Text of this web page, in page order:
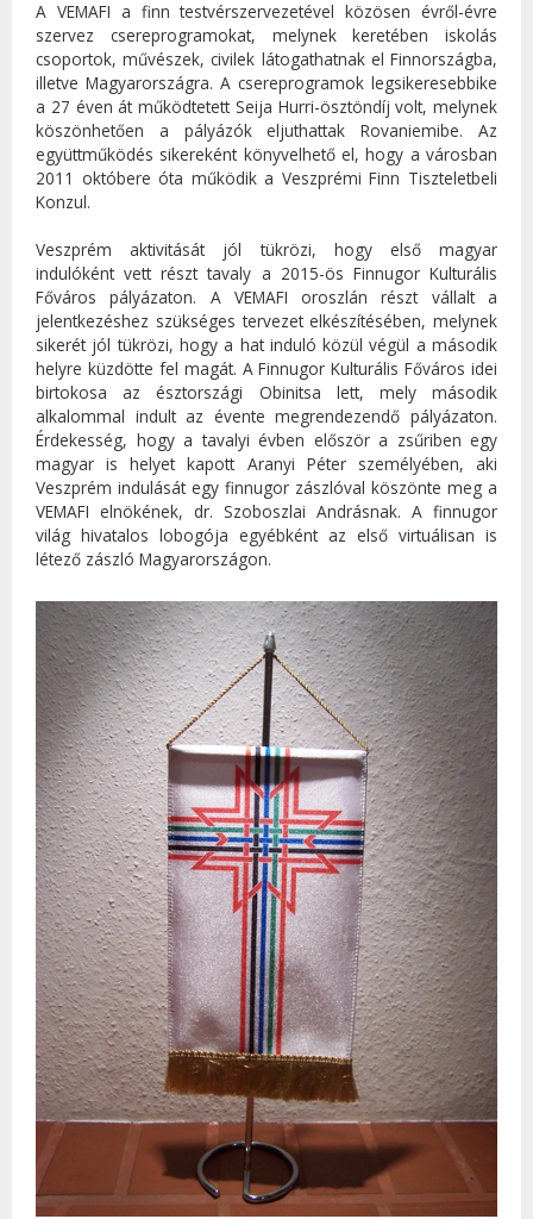
A VEMAFI a finn testvérszervezetével közösen évről-évre
szervez csereprogramokat, melynek keretében iskolás
csoportok, művészek, civilek látogathatnak el Finnországba,
illetve Magyarországra. A csereprogramok legsikeresebbike
a 27 éven át működtetett Seija Hurri-ösztöndíj volt, melynek
köszönhetően a pályázók eljuthattak Rovaniemibe. Az
együttműködés sikereként könyvelhető el, hogy a városban
2011 októbere óta működik a Veszprémi Finn Tiszteletbeli
Konzul.
Veszprém aktivitását jól tükrözi, hogy első magyar
indulóként vett részt tavaly a 2015-ös Finnugor Kulturális
Főváros pályázaton. A VEMAFI oroszlán részt vállalt a
jelentkezéshez szükséges tervezet elkészítésében, melynek
sikerét jól tükrözi, hogy a hat induló közül végül a második
helyre küzdötte fel magát. A Finnugor Kulturális Főváros idei
birtokosa az észtországi Obinitsa lett, mely második
alkalommal indult az évente megrendezendő pályázaton.
Érdekesség, hogy a tavalyi évben először a zsűriben egy
magyar is helyet kapott Aranyi Péter személyében, aki
Veszprém indulását egy finnugor zászlóval köszönte meg a
VEMAFI elnökének, dr. Szoboszlai Andrásnak. A finnugor
világ hivatalos lobogója egyébként az első virtuálisan is
létező zászló Magyarországon.